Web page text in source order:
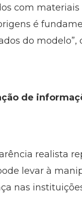
com materiais
é
do modelo”,
de
realista
levar à
nas